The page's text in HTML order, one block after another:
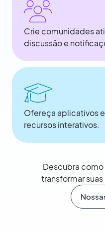
Crie comunidades
discussão e
Ofereça aplicativos
recursos interativos.
Descubra
transformar